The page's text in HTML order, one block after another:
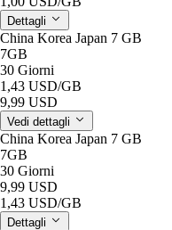
Dettagli
China Korea Japan 7 GB
7GB
30 Giorni
1,43 USD/GB
9,99 USD
Vedi dettagli
China Korea Japan 7 GB
7GB
30 Giorni
9,99 USD
1,43 USD/GB
Dettagli